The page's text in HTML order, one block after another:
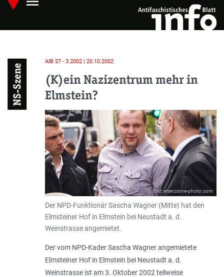
Skip
main
Hauptmenü öffnen
NS-Szene
AIB 57 - 3.2002 | 20.10.2002
(K)ein Nazizentrum mehr in
Elmstein?
Bild: attenzione-photo.com
Der NPD-Funktionär Sascha Wagner (Mitte) hat den
Elmsteiner Hof in Elmstein bei Neustadt a. d.
Weinstrasse angemietet.
Der vom NPD-Kader Sascha Wagner angemietete
Elmsteiner Hof in Elmstein bei Neustadt a. d.
Weinstrasse ist am 3. Oktober 2002 teilweise